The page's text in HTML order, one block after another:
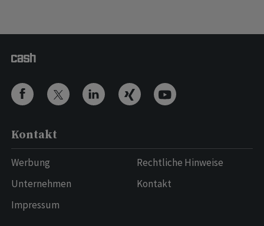
Kontakt
Werbung
Unternehmen
Impressum
Rechtliche Hinweise
Kontakt